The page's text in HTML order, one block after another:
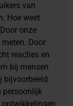
van
Hoe weet
onze
Door
reacties en
bij mensen
bijvoorbeeld
persoonlijk
ontwikkelingen